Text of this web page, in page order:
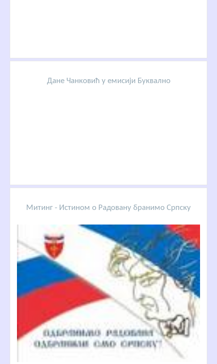
Дане Чанковић у емисији Буквално
Митинг - Истином о Радовану бранимо Српску